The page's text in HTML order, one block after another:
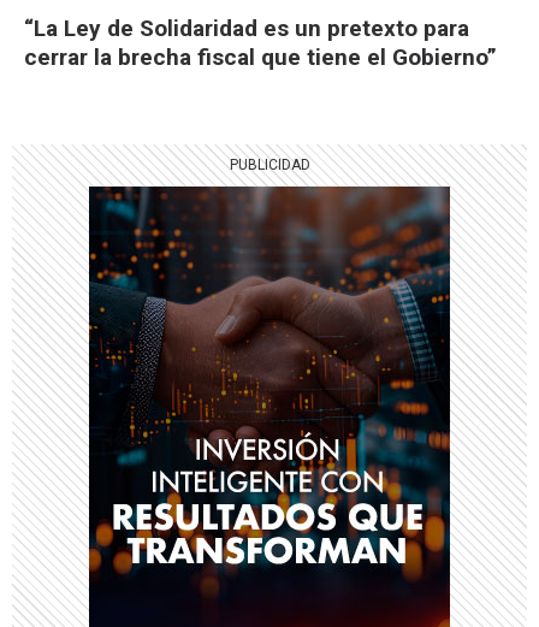
“La Ley de Solidaridad es un pretexto para
cerrar la brecha fiscal que tiene el Gobierno”